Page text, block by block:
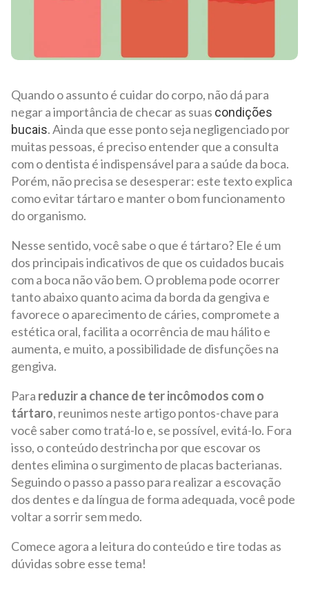
Quando o assunto é cuidar do corpo, não dá para
negar a importância de checar as suas condições
bucais. Ainda que esse ponto seja negligenciado por
muitas pessoas, é preciso entender que a consulta
com o dentista é indispensável para a saúde da boca.
Porém, não precisa se desesperar: este texto explica
como evitar tártaro e manter o bom funcionamento
do organismo.
Nesse sentido, você sabe o que é tártaro? Ele é um
dos principais indicativos de que os cuidados bucais
com a boca não vão bem. O problema pode ocorrer
tanto abaixo quanto acima da borda da gengiva e
favorece o aparecimento de cáries, compromete a
estética oral, facilita a ocorrência de mau hálito e
aumenta, e muito, a possibilidade de disfunções na
gengiva.
Para reduzir a chance de ter incômodos com o
tártaro, reunimos neste artigo pontos-chave para
você saber como tratá-lo e, se possível, evitá-lo. Fora
isso, o conteúdo destrincha por que escovar os
dentes elimina o surgimento de placas bacterianas.
Seguindo o passo a passo para realizar a escovação
dos dentes e da língua de forma adequada, você pode
voltar a sorrir sem medo.
Comece agora a leitura do conteúdo e tire todas as
dúvidas sobre esse tema!